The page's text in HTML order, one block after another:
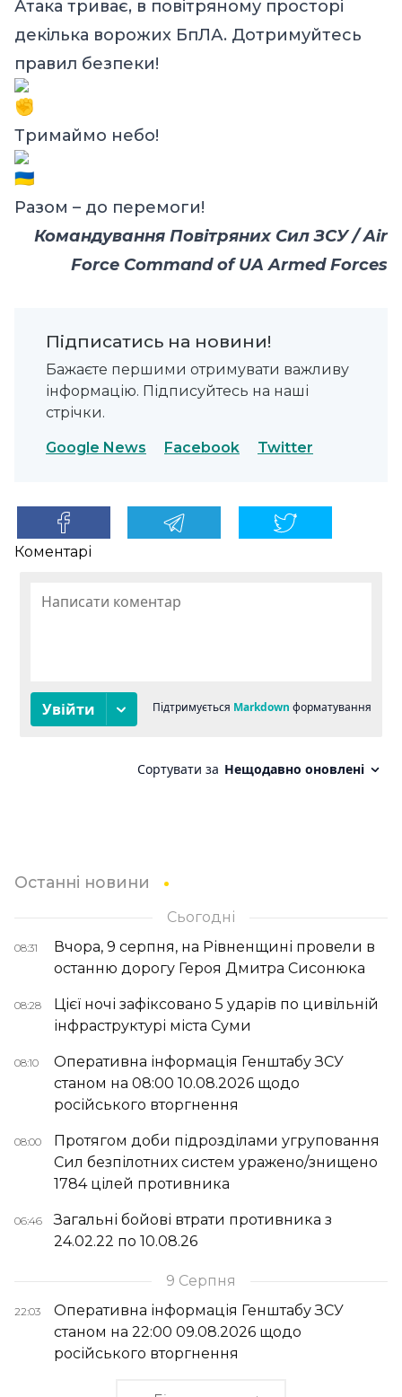
Атака триває, в повітряному просторі
декілька ворожих БпЛА. Дотримуйтесь
правил безпеки!
Тримаймо небо!
Разом – до перемоги!
Командування Повітряних Сил ЗСУ / Air
Force Command of UA Armed Forces
Підписатись на новини!
Бажаєте першими отримувати важливу
інформацію. Підписуйтесь на наші
стрічки.
Google News Facebook Twitter
Коментарі
Останні новини
Сьогодні
08:31
Вчора, 9 серпня, на Рівненщині провели в
останню дорогу Героя Дмитра Сисонюка
08:28
Цієї ночі зафіксовано 5 ударів по цивільній
інфраструктурі міста Суми
08:10
Оперативна інформація Генштабу ЗСУ
станом на 08:00 10.08.2026 щодо
російського вторгнення
08:00
Протягом доби підрозділами угруповання
Сил безпілотних систем уражено/знищено
1784 цілей противника
06:46
Загальні бойові втрати противника з
24.02.22 по 10.08.26
9 Серпня
22:03
Оперативна інформація Генштабу ЗСУ
станом на 22:00 09.08.2026 щодо
російського вторгнення